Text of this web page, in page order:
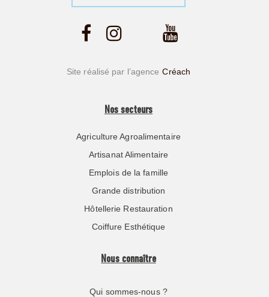
Site réalisé par l’agence Créach
Nos secteurs
Agriculture Agroalimentaire
Artisanat Alimentaire
Emplois de la famille
Grande distribution
Hôtellerie Restauration
Coiffure Esthétique
Nous connaître
Qui sommes-nous ?